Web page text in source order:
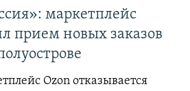
маркетплейс
прием новых заказов
Ozon отказывается